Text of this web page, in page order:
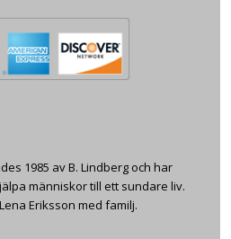
1985 av B. Lindberg och har
människor till ett sundare liv.
Eriksson med familj.